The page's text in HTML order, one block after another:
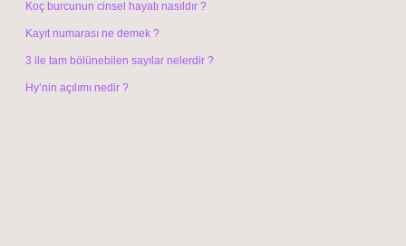
Koç burcunun cinsel hayatı nasıldır ?
Kayıt numarası ne demek ?
3 ile tam bölünebilen sayılar nelerdir ?
Hy’nin açılımı nedir ?